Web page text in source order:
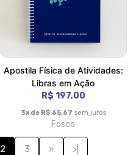
Apostila Física de Atividades:
Libras em Ação
R$ 197,00
3x de R$ 65,67 sem juros
Fosco
2 3 » >|